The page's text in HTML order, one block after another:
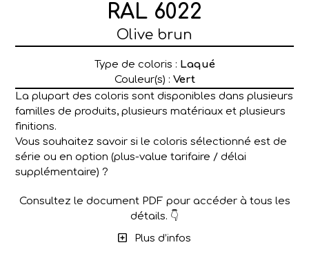
RAL 6022
Olive brun
Type de coloris : Laqué
Couleur(s) : Vert
La plupart des coloris sont disponibles dans plusieurs
familles de produits, plusieurs matériaux et plusieurs
finitions.
Vous souhaitez savoir si le coloris sélectionné est de
série ou en option (plus-value tarifaire / délai
supplémentaire) ?
Consultez le document PDF pour accéder à tous les
détails. 👇
Plus d’infos